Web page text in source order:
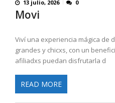
13 julio, 2026 0
Movi
Viví una experiencia mágica de
grandes y chicxs, con un
afiliadxs puedan disfrutarla d
READ MORE